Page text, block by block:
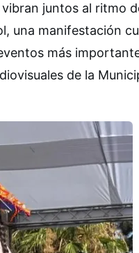
juntos al ritmo
una manifestación
más
de la